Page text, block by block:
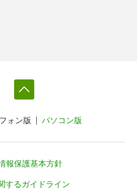
ォン版 パソコン版
報保護基本方針
するガイドライン